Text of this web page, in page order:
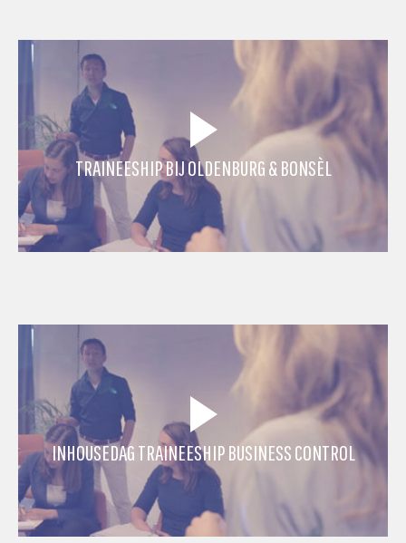
TRAINEESHIP BIJ OLDENBURG & BONSÈL
INHOUSEDAG TRAINEESHIP BUSINESS CONTROL